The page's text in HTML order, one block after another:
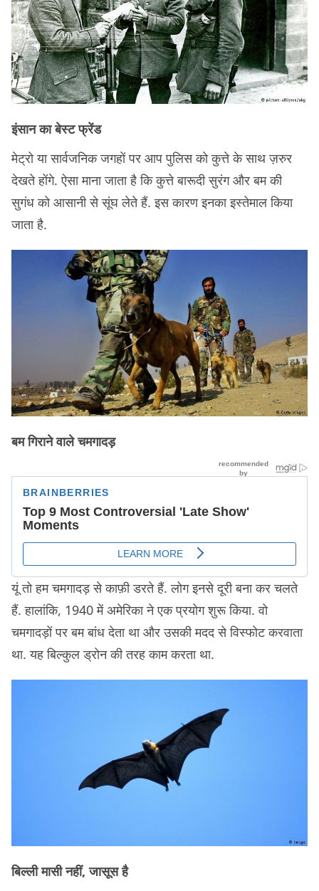
इंसान का बेस्ट फ्रेंड
मेट्रो या सार्वजनिक जगहों पर आप पुलिस को कुत्ते के साथ ज़रुर
देखते होंगे. ऐसा माना जाता है कि कुत्ते बारूदी सुरंग और बम की
सुगंध को आसानी से सूंघ लेते हैं. इस कारण इनका इस्तेमाल किया
जाता है.
बम गिराने वाले चमगादड़
यूं तो हम चमगादड़ से काफ़ी डरते हैं. लोग इनसे दूरी बना कर चलते
हैं. हालांकि, 1940 में अमेरिका ने एक प्रयोग शुरू किया. वो
चमगादड़ों पर बम बांध देता था और उसकी मदद से विस्फोट करवाता
था. यह बिल्कुल ड्रोन की तरह काम करता था.
बिल्ली मासी नहीं, जासूस है